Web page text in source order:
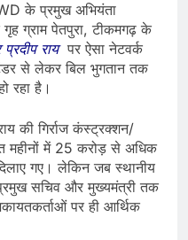
के प्रमुख अभियंता
ग्राम पेतपुरा, टीकमगढ़ के
रायपर ऐसा नेटवर्क
से लेकर बिल भुगतान तक
रहा है।
की गिर्राज कंस्ट्रक्शन/
महीनों में 25 करोड़ से अधिक
गए। लेकिन जब स्थानीय
सचिव और मुख्यमंत्री तक
पर ही आर्थिक